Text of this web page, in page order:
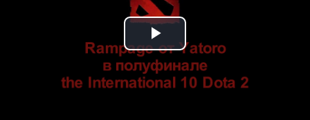
Play Video